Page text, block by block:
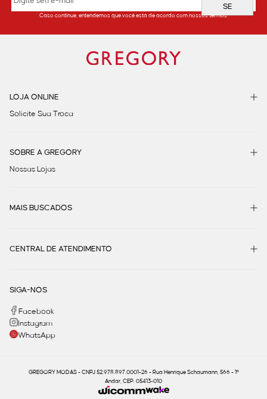
SE
Caso continue, entendemos que você está de acordo com nossos termos.
LOJA ONLINE
Solicite Sua Troca
SOBRE A GREGORY
Nossas Lojas
MAIS BUSCADOS
CENTRAL DE ATENDIMENTO
SIGA-NOS
Facebook
Instagram
WhatsApp
GREGORY MODAS - CNPJ 52.978.897.0001-26 - Rua Henrique Schaumann, 566 - 1º
Andar, CEP: 05413-010